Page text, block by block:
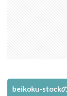
beikoku-stock